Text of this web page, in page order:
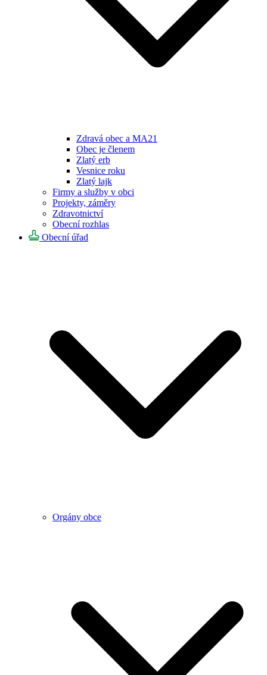
Zdravá obec a MA21
Obec je členem
Zlatý erb
Vesnice roku
Zlatý lajk
Firmy a služby v obci
Projekty, záměry
Zdravotnictví
Obecní rozhlas
Obecní úřad
Orgány obce